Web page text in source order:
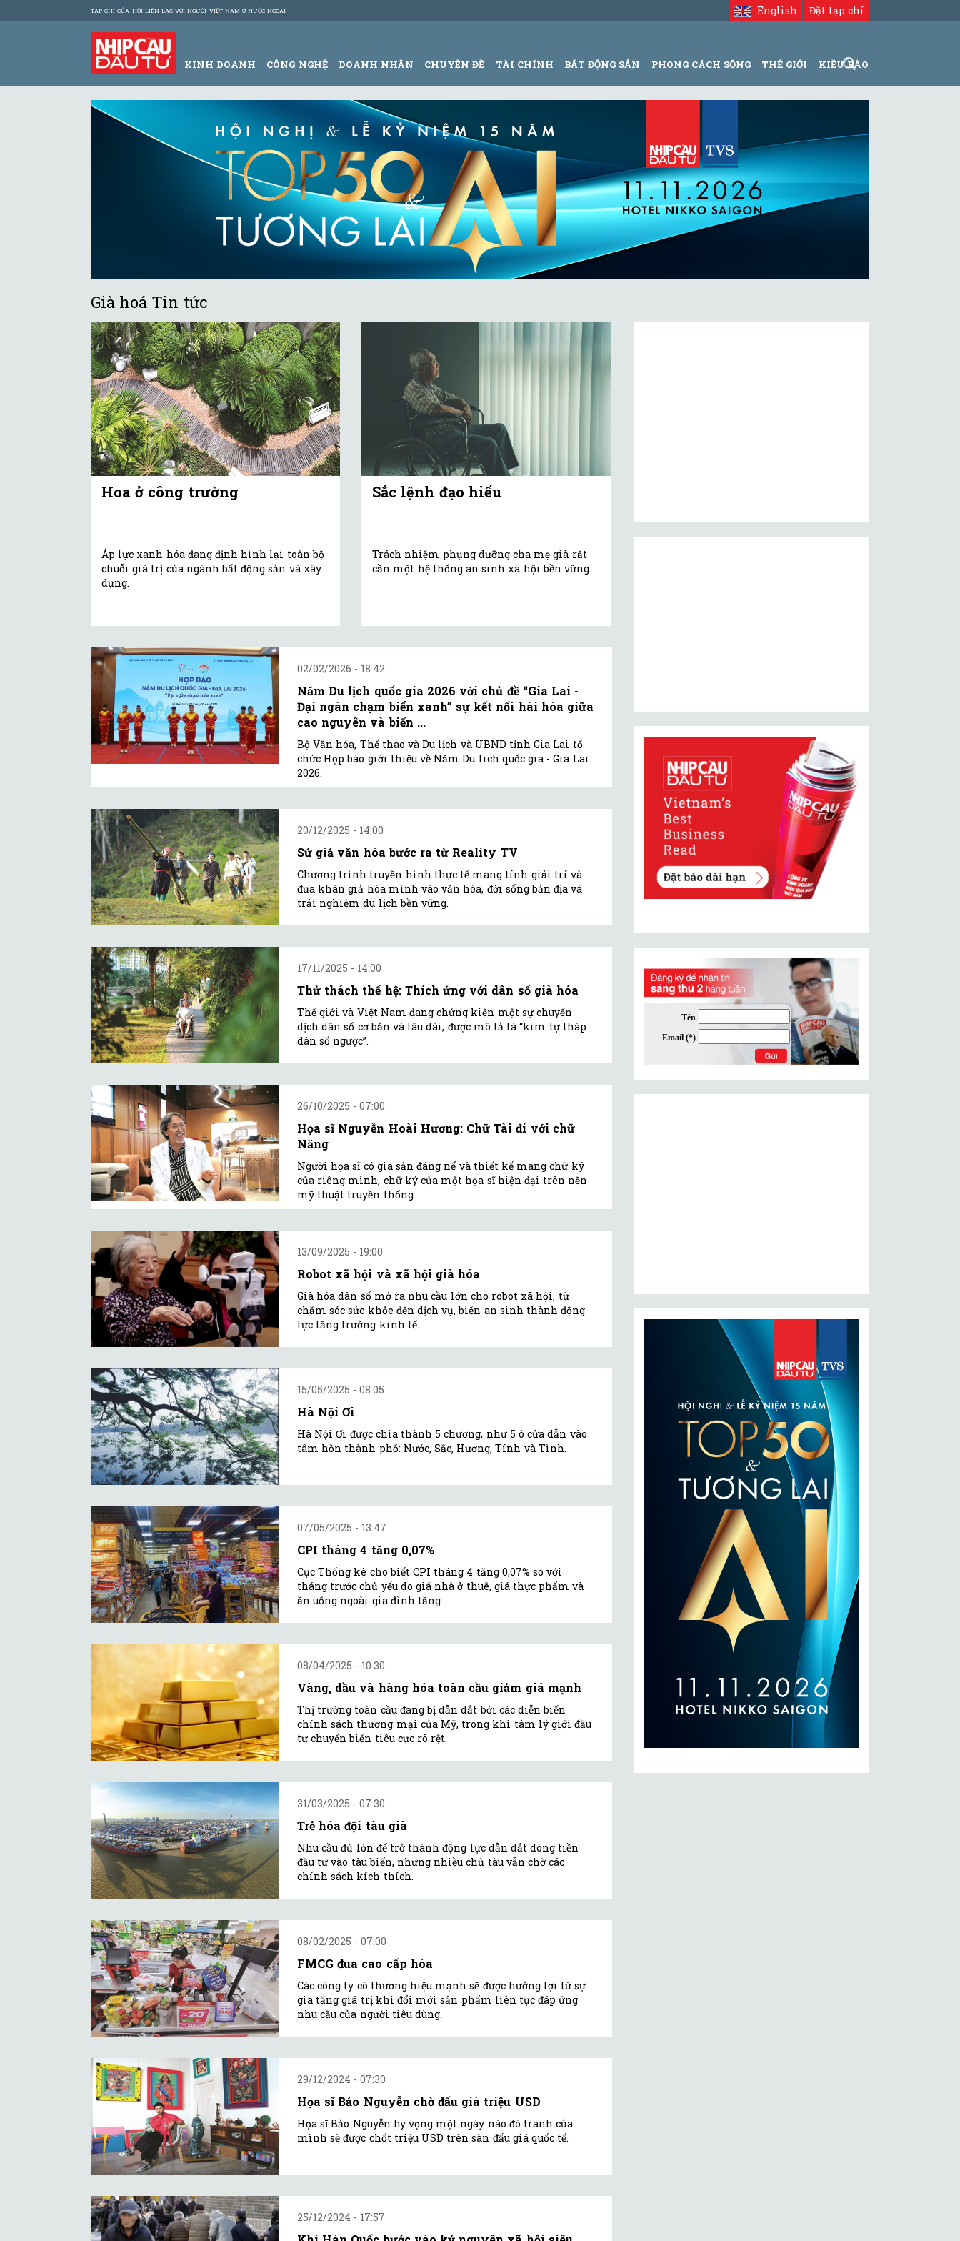
TẠP CHÍ CỦA HỘI LIÊN LẠC VỚI NGƯỜI VIỆT NAM Ở NƯỚC NGOÀI Đặt tạp chí
English
KINH DOANH CÔNG NGHỆ DOANH NHÂN CHUYÊN ĐỀ TÀI CHÍNH BẤT ĐỘNG SẢN PHONG CÁCH SỐNG THẾ GIỚI KIỀU BÀO
Già hoá Tin tức
Hoa ở công trường
Áp lực xanh hóa đang định hình lại toàn bộ
chuỗi giá trị của ngành bất động sản và xây
dựng.
Sắc lệnh đạo hiếu
Trách nhiệm phụng dưỡng cha mẹ già rất
cần một hệ thống an sinh xã hội bền vững.
02/02/2026 - 18:42
Năm Du lịch quốc gia 2026 với chủ đề “Gia Lai -
Đại ngàn chạm biển xanh” sự kết nối hài hòa giữa
cao nguyên và biển ...
Bộ Văn hóa, Thể thao và Du lịch và UBND tỉnh Gia Lai tổ
chức Họp báo giới thiệu về Năm Du lich quốc gia - Gia Lai
2026.
20/12/2025 - 14:00
Sứ giả văn hóa bước ra từ Reality TV
Chương trình truyền hình thực tế mang tính giải trí và
đưa khán giả hòa mình vào văn hóa, đời sống bản địa và
trải nghiệm du lịch bền vững.
17/11/2025 - 14:00
Thử thách thế hệ: Thích ứng với dân số già hóa
Thế giới và Việt Nam đang chứng kiến một sự chuyển
dịch dân số cơ bản và lâu dài, được mô tả là “kim tự tháp
dân số ngược”.
26/10/2025 - 07:00
Họa sĩ Nguyễn Hoài Hương: Chữ Tài đi với chữ
Năng
Người họa sĩ có gia sản đáng nể và thiết kế mang chữ ký
của riêng mình, chữ ký của một họa sĩ hiện đại trên nền
mỹ thuật truyền thống.
13/09/2025 - 19:00
Robot xã hội và xã hội già hóa
Già hóa dân số mở ra nhu cầu lớn cho robot xã hội, từ
chăm sóc sức khỏe đến dịch vụ, biến an sinh thành động
lực tăng trưởng kinh tế.
15/05/2025 - 08:05
Hà Nội Ơi
Hà Nội Ơi được chia thành 5 chương, như 5 ô cửa dẫn vào
tâm hồn thành phố: Nước, Sắc, Hương, Tính và Tình.
07/05/2025 - 13:47
CPI tháng 4 tăng 0,07%
Cục Thống kê cho biết CPI tháng 4 tăng 0,07% so với
tháng trước chủ yếu do giá nhà ở thuê, giá thực phẩm và
ăn uống ngoài gia đình tăng.
08/04/2025 - 10:30
Vàng, dầu và hàng hóa toàn cầu giảm giá mạnh
Thị trường toàn cầu đang bị dẫn dắt bởi các diễn biến
chính sách thương mại của Mỹ, trong khi tâm lý giới đầu
tư chuyển biến tiêu cực rõ rệt.
31/03/2025 - 07:30
Trẻ hóa đội tàu già
Nhu cầu đủ lớn để trở thành động lực dẫn dắt dòng tiền
đầu tư vào tàu biển, nhưng nhiều chủ tàu vẫn chờ các
chính sách kích thích.
08/02/2025 - 07:00
FMCG đua cao cấp hóa
Các công ty có thương hiệu mạnh sẽ được hưởng lợi từ sự
gia tăng giá trị khi đổi mới sản phẩm liên tục đáp ứng
nhu cầu của người tiêu dùng.
29/12/2024 - 07:30
Họa sĩ Bảo Nguyễn chờ đấu giá triệu USD
Họa sĩ Bảo Nguyễn hy vọng một ngày nào đó tranh của
mình sẽ được chốt triệu USD trên sàn đấu giá quốc tế.
25/12/2024 - 17:57